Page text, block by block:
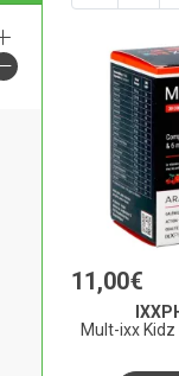
11,00€
Mult-ixx